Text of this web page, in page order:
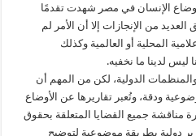
الإنسان في مصر شهدت تقدمًا
من الإنجازات إلا أن الأمر لم
المحلية أو العالمية وكذلك
لدينا ما نخفيه.
الدولية، لكن من المهم أن
ودقة، وتُعبر تقاريرها عن الأوضاع
مناقشة جميع القضايا المتعلقة بحقوق
دولية بطريقة موضوعية لتوضيح